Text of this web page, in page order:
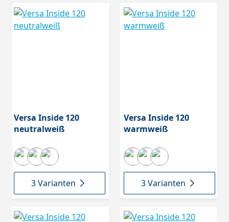
Versa Inside 120
neutralweiß
3 Varianten
Versa Inside 120
warmweiß
3 Varianten